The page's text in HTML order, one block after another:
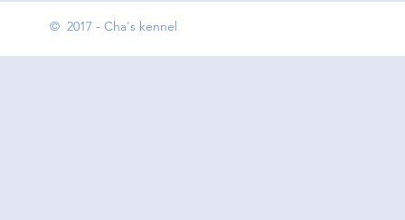
© 2017 - Cha's kennel